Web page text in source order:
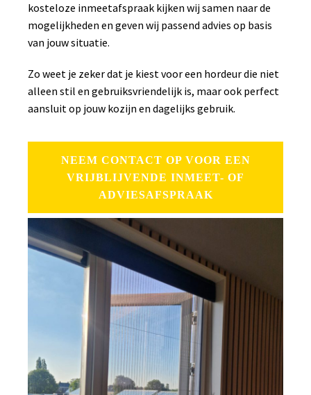
kosteloze inmeetafspraak kijken wij samen naar de
mogelijkheden en geven wij passend advies op basis
van jouw situatie.
Zo weet je zeker dat je kiest voor een hordeur die niet
alleen stil en gebruiksvriendelijk is, maar ook perfect
aansluit op jouw kozijn en dagelijks gebruik.
NEEM CONTACT OP VOOR EEN
VRIJBLIJVENDE INMEET- OF
ADVIESAFSPRAAK